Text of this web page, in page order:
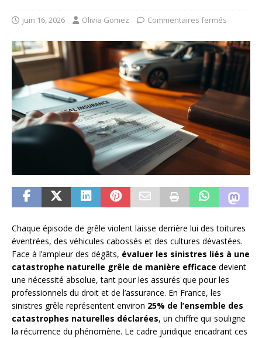
juin 16, 2026 Olivia Gomez Commentaires fermés
Chaque épisode de grêle violent laisse derrière lui des toitures
éventrées, des véhicules cabossés et des cultures dévastées.
Face à l’ampleur des dégâts, évaluer les sinistres liés à une
catastrophe naturelle grêle de manière efficace devient
une nécessité absolue, tant pour les assurés que pour les
professionnels du droit et de l’assurance. En France, les
sinistres grêle représentent environ 25% de l’ensemble des
catastrophes naturelles déclarées, un chiffre qui souligne
la récurrence du phénomène. Le cadre juridique encadrant ces